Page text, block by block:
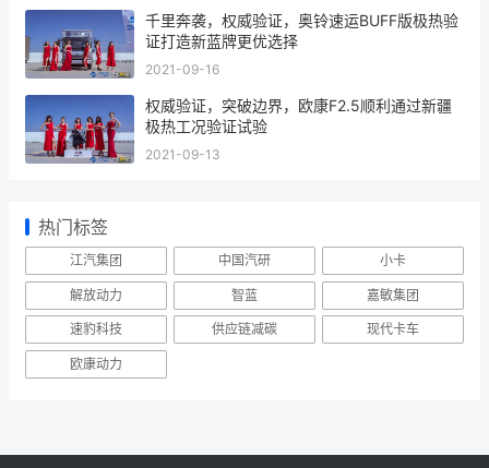
千里奔袭，权威验证，奥铃速运BUFF版极热验
证打造新蓝牌更优选择
2021-09-16
权威验证，突破边界，欧康F2.5顺利通过新疆
极热工况验证试验
2021-09-13
热门标签
江汽集团 中国汽研 小卡
解放动力 智蓝 嘉敏集团
速豹科技 供应链减碳 现代卡车
欧康动力